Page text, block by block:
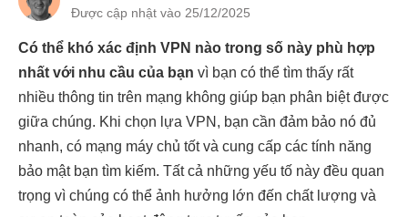
Được cập nhật vào 25/12/2025
Có thể khó xác định VPN nào trong số này phù hợp
nhất với nhu cầu của bạn vì bạn có thể tìm thấy rất
nhiều thông tin trên mạng không giúp bạn phân biệt được
giữa chúng. Khi chọn lựa VPN, bạn cần đảm bảo nó đủ
nhanh, có mạng máy chủ tốt và cung cấp các tính năng
bảo mật bạn tìm kiếm. Tất cả những yếu tố này đều quan
trọng vì chúng có thể ảnh hưởng lớn đến chất lượng và